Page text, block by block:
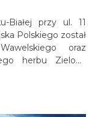
Białej przy ul. 11
Polskiego został
oraz
herbu Zielona
„Porwanie